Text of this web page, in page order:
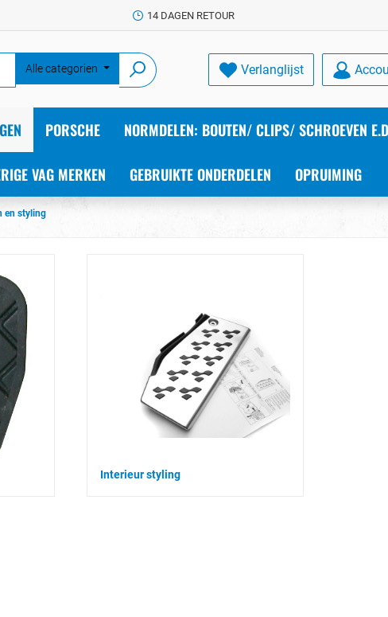
14 DAGEN RETOUR
Alle categorien Verlanglijst
PORSCHE NORMDELEN: BOUTEN/ CLIPS/ SCHROEVEN
VAG MERKEN GEBRUIKTE ONDERDELEN OPRUIMING
en styling
Interieur styling